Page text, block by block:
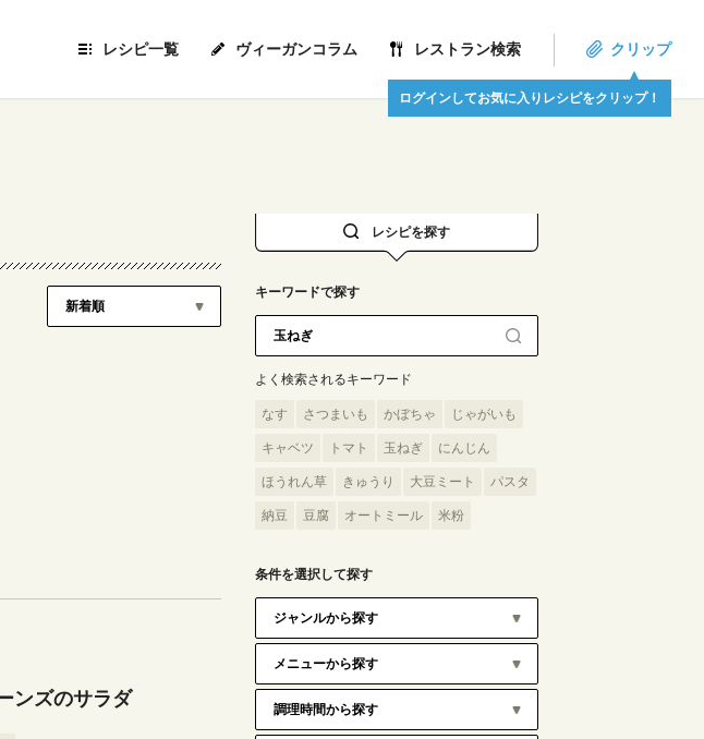
レシピ一覧 ヴィーガンコラム レストラン検索 クリップ
ログインしてお気に入りレシピをクリップ！
ンズのサラダ
レシピを探す
キーワードで探す
よく検索されるキーワード
なす さつまいも かぼちゃ じゃがいも
キャベツ トマト 玉ねぎ にんじん
ほうれん草 きゅうり 大豆ミート パスタ
納豆 豆腐 オートミール 米粉
条件を選択して探す